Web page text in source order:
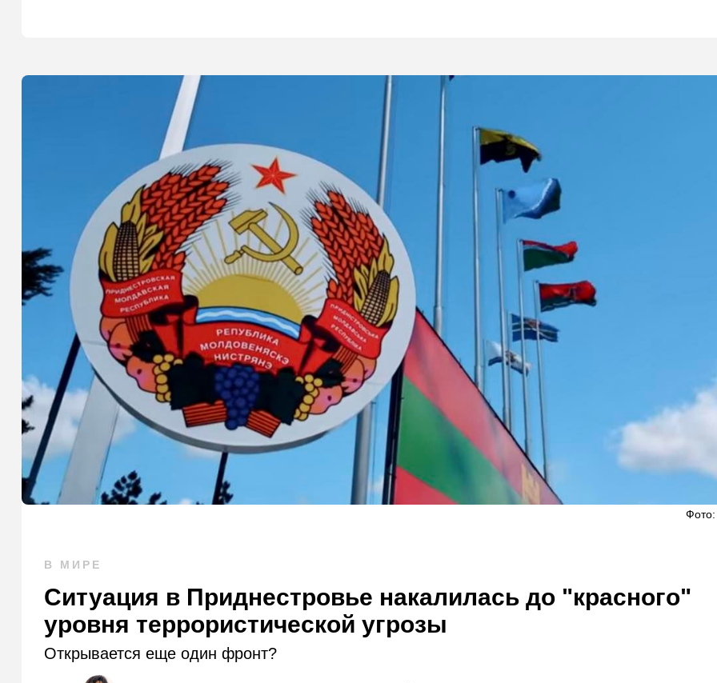
Фото:
В МИРЕ
Ситуация в Приднестровье накалилась до "красного"
уровня террористической угрозы
Открывается еще один фронт?